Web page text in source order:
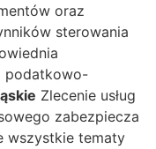
oraz
sterowania
podatkowo-
Zlecenie usług
zabezpiecza
wszystkie tematy